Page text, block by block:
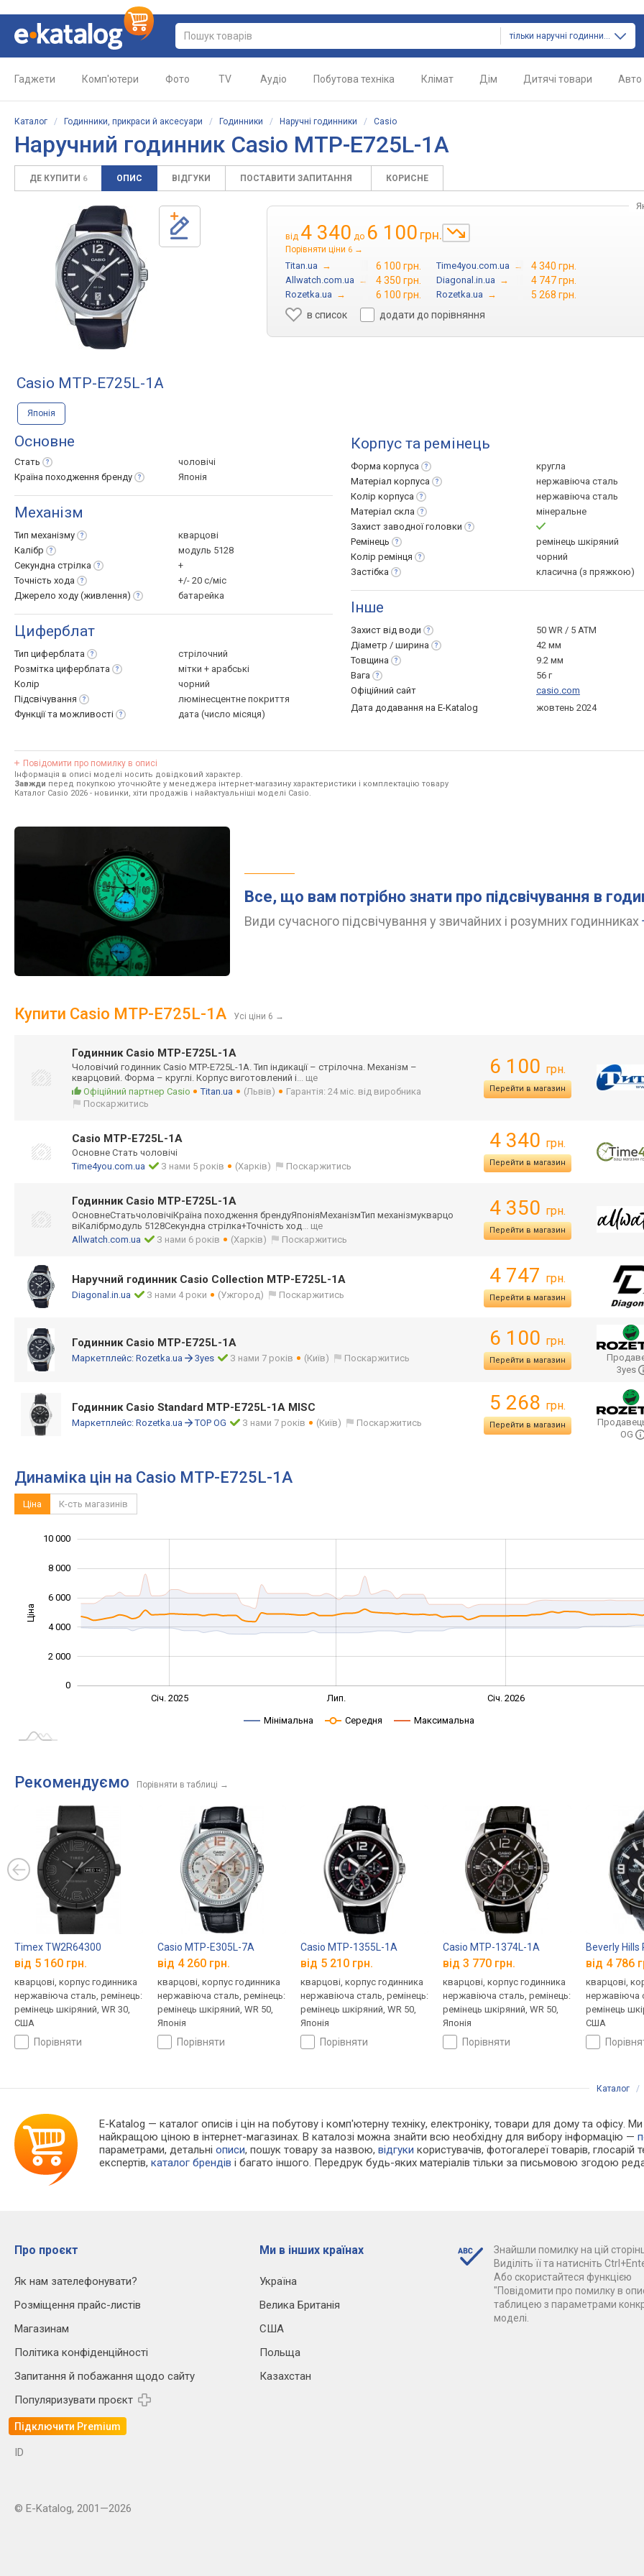
тільки наручні годинники
Гаджети Комп'ютери Фото TV Аудіо Побутова техніка Клімат Дім Дитячі товари Авто
Каталог / Годинники, прикраси й аксесуари / Годинники / Наручні годинники / Casio
Наручний годинник Casio MTP-E725L-1A
ДЕ КУПИТИ 6 ОПИС ВІДГУКИ ПОСТАВИТИ ЗАПИТАННЯ КОРИСНЕ
від 4 340 до 6 100 грн.
Порівняти ціни 6 →
Titan.ua → 6 100 грн. Time4you.com.ua → 4 340 грн.
Allwatch.com.ua → 4 350 грн. Diagonal.in.ua → 4 747 грн.
Rozetka.ua → 6 100 грн. Rozetka.ua →
5 268 грн.
в список
додати до порівняння
Casio MTP-E725L-1A
Японія
Основне
Стать
чоловічі
Країна походження бренду Японія
Механізм
Тип механізму
кварцові
Калібр
модуль 5128
Секундна стрілка
+
Точність хода
+/- 20 с/міс
Джерело ходу (живлення) батарейка
Циферблат
Тип циферблата
стрілочний
Розмітка циферблата
мітки + арабські
Колір
чорний
Підсвічування
люмінесцентне покриття
Функції та можливості дата (число місяця)
Корпус та ремінець
Форма корпуса
кругла
Матеріал корпуса
нержавіюча сталь
Колір корпуса
нержавіюча сталь
Матеріал скла
мінеральне
Захист заводноїголовки
Ремінець
ремінець шкіряний
Колір ремінця
чорний
Застібка
класична (з пряжкою)
Інше
Захист від води
50 WR / 5 ATM
Діаметр / ширина
42 мм
Товщина
9.2 мм
Вага
56 г
Офіційний сайт
casio.com
Дата додавання на E-Katalog
жовтень 2024
Повідомити про помилку в описі
Інформація в описі моделі носить довідковий характер.
Завжди перед покупкою уточнюйте у менеджера інтернет-магазину характеристики і комплектацію товару
Каталог Casio 2026 - новинки, хіти продажів і найактуальніші моделі Casio.
Все, що вам потрібно знати про підсвічування в
Види сучасного підсвічування у звичайних і розумних годинниках
Купити Casio MTP-E725L-1A Усі ціни 6 →
Годинник Casio MTP-E725L-1A
Чоловічий годинник Casio MTP-E725L-1A. Тип індикації – стрілочна. Механізм –
кварцовий. Форма – круглі. Корпус виготовлений і... ще
Офіційний партнер Casio
Titan.ua (Львів)
Гарантія: 24 міс. від виробника
Поскаржитись
6 100 грн.
Перейти в магазин
Casio MTP-E725L-1A
Основне Стать чоловічі
Time4you.com.ua
З нами 5 років (Харків) Поскаржитись
4 340 грн.
Перейти в магазин
Годинник Casio MTP-E725L-1A
ОсновнеСтатьчоловічіКраїна походження брендуЯпоніяМеханізмТип механізмукварцо
віКалібрмодуль 5128Секундна стрілка+Точність ход... ще
Allwatch.com.ua
З нами 6 років (Харків) Поскаржитись
4 350 грн.
Перейти в магазин
Наручний годинник Casio Collection MTP-E725L-1A
Diagonal.in.ua З нами 4 роки (Ужгород) Поскаржитись
4 747 грн.
Перейти в магазин
Годинник Casio MTP-E725L-1A
Маркетплейс: Rozetka.ua 3yes З нами 7 років (Київ) Поскаржитись
6 100 грн.
Перейти в магазин
3yes
Годинник Casio Standard MTP-E725L-1A MISC
Маркетплейс: Rozetka.ua TOP OG З нами 7 років (Київ) Поскаржитись
5 268 грн.
Перейти в магазин
OG
Динаміка цін на Casio MTP-E725L-1A
Ціна К-сть магазинів
Ціна
0
2 000
4 000
6 000
8 000
10 000
Січ. 2025 Лип. Січ. 2026
Мінімальна Середня Максимальна
Рекомендуємо Порівняти в таблиці →
Timex TW2R64300
від 5 160 грн.
кварцові, корпус годинника
нержавіюча сталь, ремінець:
ремінець шкіряний, WR 30,
США
порівняти
Casio MTP-E305L-7A
від 4 260 грн.
кварцові, корпус годинника
нержавіюча сталь, ремінець:
ремінець шкіряний, WR 50,
Японія
порівняти
Casio MTP-1355L-1A
від 5 210 грн.
кварцові, корпус годинника
нержавіюча сталь, ремінець:
ремінець шкіряний, WR 50,
Японія
порівняти
Casio MTP-1374L-1A
від 3 770 грн.
кварцові, корпус годинника
нержавіюча сталь, ремінець:
ремінець шкіряний, WR 50,
Японія
порівняти
Beverly Hills
від 4 786
кварцові,
нержавіюча
ремінець
США
Каталог
E-Katalog — каталог описів і цін на побутову і комп'ютерну техніку, електроніку, товари для дому та офісу.
найкращою ціною в інтернет-магазинах. В каталозі можна знайти всю необхідну для вибору інформацію —
параметрами, детальніописи, пошук товару за назвою,відгуки користувачів, фотогалереї товарів, глосарій
експертів,каталог брендів і багато іншого. Передрук будь-яких матеріалів тільки за письмовою згодою
Про проєкт
Як нам зателефонувати?
Розміщення прайс-листів
Магазинам
Політика конфіденційності
Запитання й побажання щодо сайту
Популяризувати проєкт
Підключити Premium
Ми в інших країнах
Україна
Велика Британія
США
Польща
Казахстан
Знайшли помилку на цій
Виділіть її та натисніть
Або скористайтеся функцією
"Повідомити про помилку в
таблицею з параметрами
моделі.
ID
© E-Katalog, 2001—2026